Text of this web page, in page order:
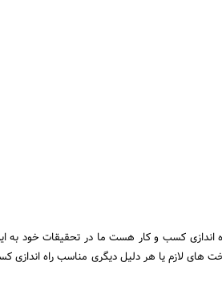
اندازی کسب و کار هست ما در تحقیقات خود به
های لازم یا هر دلیل دیگری مناسب راه اندازی